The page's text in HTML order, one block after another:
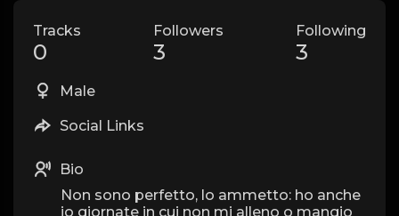
Tracks
0
Followers
3
Following
3
Male
Social Links
Bio
Non sono perfetto, lo ammetto: ho anche
io giornate in cui non mi alleno o mangio